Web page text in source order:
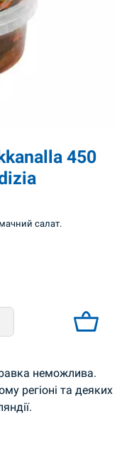
450
салат.
Tradizia quantity
неможлива.
регіоні та деяких